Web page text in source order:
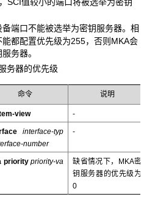
SCI值较小的端口将被选举为密钥
端口不能被选举为密钥服务器。相
能都配置优先级为255，否则MKA会
务器。
务器的优先级
命令 说明
view -
interface-typ
number
-
priority priority-va
缺省情况下，MKA密
钥服务器的优先级为
0